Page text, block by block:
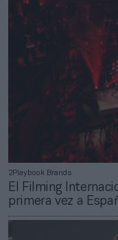
2Playbook Brands
El Filming
primera vez a